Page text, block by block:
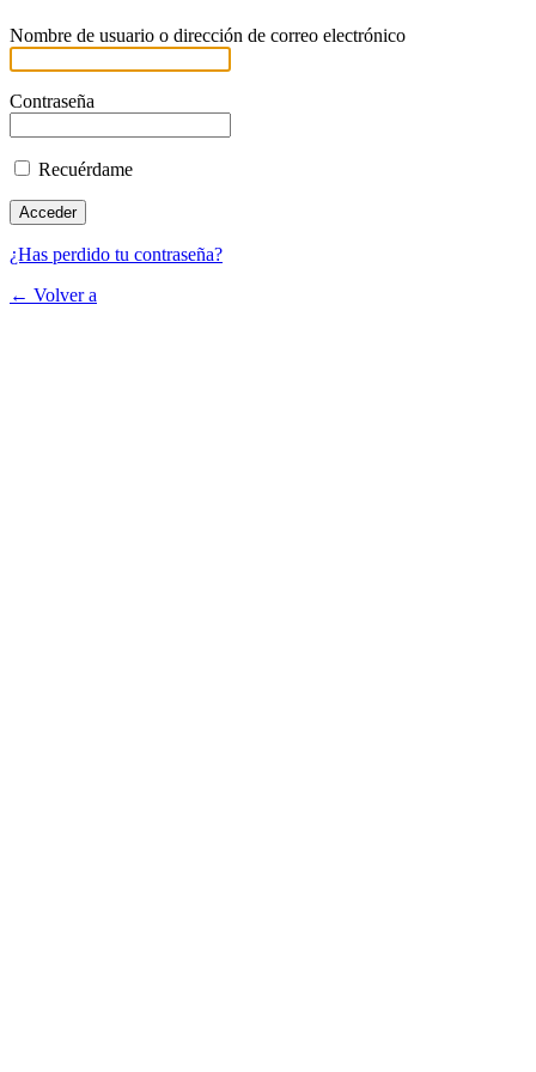
Nombre de usuario o dirección de correo electrónico
Contraseña
Recuérdame
¿Has perdido tu contraseña?
← Volver a